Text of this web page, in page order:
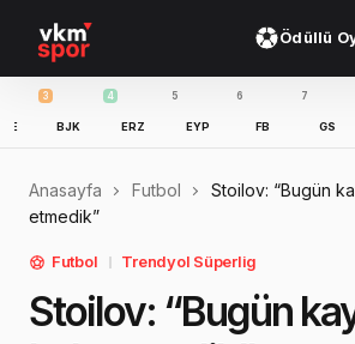
Ödüllü
BJK ERZ EYP FB GFK
Anasayfa Futbol
Stoilov: “Bugün
etmedik”
Futbol Trendyol Süperlig
Stoilov: “Bugün